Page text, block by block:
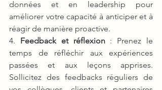
données et en leadership pour
améliorer votre capacité à anticiper et à
réagir de manière proactive.
4. Feedback et réflexion : Prenez le
temps de réfléchir aux expériences
passées et aux leçons apprises.
Sollicitez des feedbacks réguliers de